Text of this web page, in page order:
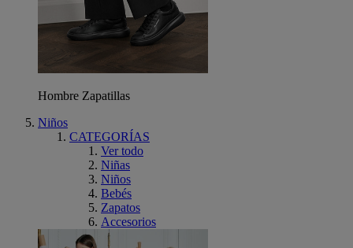
Hombre Zapatillas
Niños
CATEGORÍAS
Ver todo
Niñas
Niños
Bebés
Zapatos
Accesorios